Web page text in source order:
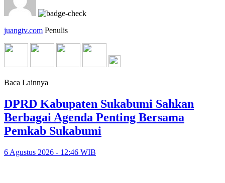
juangtv.com Penulis
Baca Lainnya
DPRD Kabupaten Sukabumi Sahkan
Berbagai Agenda Penting Bersama
Pemkab Sukabumi
6 Agustus 2026 - 12:46 WIB